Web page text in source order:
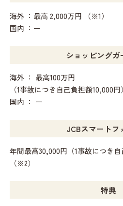
海外 ：最高 2,000万円 （※1）
国内 ：ー
ショッピング
海外 ： 最高100万円
（1事故につき自己負担額10,000円）
国内 ： ー
JCBスマートフ
年間最高30,000円（1事故につき自
（※2）
特典